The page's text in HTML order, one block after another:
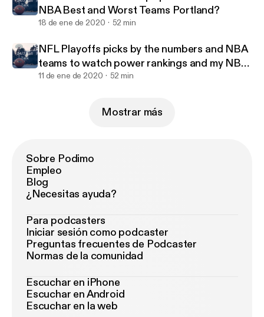
NBA Best and Worst Teams Portland?
18 de ene de 2020 52 min
NFL Playoffs picks by the numbers and NBA
teams to watch power rankings and my NBA
all stars
11 de ene de 2020 52 min
Mostrar más
Sobre Podimo
Empleo
Blog
¿Necesitas ayuda?
Para podcasters
Iniciar sesión como podcaster
Preguntas frecuentes de Podcaster
Normas de la comunidad
Escuchar en iPhone
Escuchar en Android
Escuchar en la web